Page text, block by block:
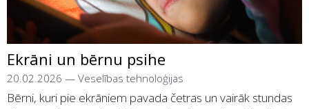
Ekrāni un bērnu psihe
20.02.2026 — Veselības tehnoloģijas
Bērni, kuri pie ekrāniem pavada četras un vairāk stundas